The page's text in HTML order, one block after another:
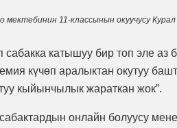
11-классынын окуучусу
катышуу бир топ эле аз
күчөп аралыктан окутуу
кыйынчылык жараткан жок”.
онлайн болуусу